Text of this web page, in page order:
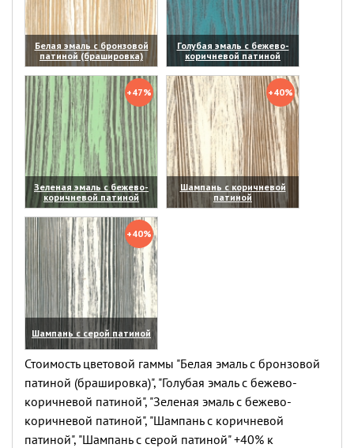
Белая эмаль с бронзовой
патиной (брашировка)
(увеличить)
Голубая эмаль с бежево-
коричневой патиной
(увеличить)
+47%
Зеленая эмаль с бежево-
коричневой патиной
(увеличить)
+40%
Шампань с коричневой
патиной
(увеличить)
+40%
Шампань с серой патиной
(увеличить)
Стоимость цветовой гаммы "Белая эмаль с бронзовой
патиной (брашировка)", "Голубая эмаль с бежево-
коричневой патиной", "Зеленая эмаль с бежево-
коричневой патиной", "Шампань с коричневой
патиной", "Шампань с серой патиной" +40% к